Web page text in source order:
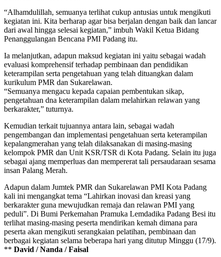
“Alhamdulillah, semuanya terlihat cukup antusias untuk mengikuti
kegiatan ini. Kita berharap agar bisa berjalan dengan baik dan lancar
dari awal hingga selesai kegiatan,” imbuh Wakil Ketua Bidang
Penanggulangan Bencana PMI Padang itu.
Ia melanjutkan, adapun maksud kegiatan ini yaitu sebagai wadah
evaluasi komprehensif terhadap pembinaan dan pendidikan
keterampilan serta pengetahuan yang telah dituangkan dalam
kurikulum PMR dan Sukarelawan.
“Semuanya mengacu kepada capaian pembentukan sikap,
pengetahuan dna keterampilan dalam melahirkan relawan yang
berkarakter,” tuturnya.
Kemudian terkait tujuannya antara lain, sebagai wadah
pengembangan dan implementasi pengetahuan serta keterampilan
kepalangmerahan yang telah dilaksanakan di masing-masing
kelompok PMR dan Unit KSR/TSR di Kota Padang. Selain itu juga
sebagai ajang memperluas dan mempererat tali persaudaraan sesama
insan Palang Merah.
Adapun dalam Jumtek PMR dan Sukarelawan PMI Kota Padang
kali ini mengangkat tema “Lahirkan inovasi dan kreasi yang
berkarakter guna mewujudkan remaja dan relawan PMI yang
peduli”. Di Bumi Perkemahan Pramuka Lemdadika Padang Besi itu
terlihat masing-masing peserta mendirikan kemah dimana para
peserta akan mengikuti serangkaian pelatihan, pembinaan dan
berbagai kegiatan selama beberapa hari yang ditutup Minggu (17/9).
** David / Nanda / Faisal